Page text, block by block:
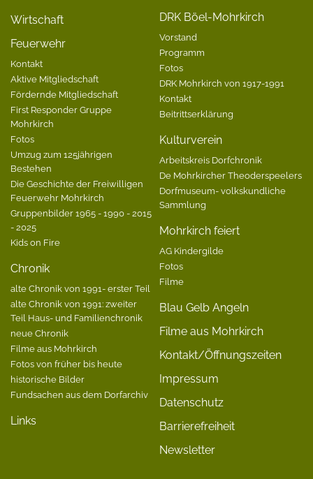
Wirtschaft
Feuerwehr
Kontakt
Aktive Mitgliedschaft
Fördernde Mitgliedschaft
First Responder Gruppe
Mohrkirch
Fotos
Umzug zum 125jährigen
Bestehen
Die Geschichte der Freiwilligen
Feuerwehr Mohrkirch
Gruppenbilder 1965 - 1990 - 2015
- 2025
Kids on Fire
Chronik
alte Chronik von 1991- erster Teil
alte Chronik von 1991: zweiter
Teil Haus- und Familienchronik
neue Chronik
Filme aus Mohrkirch
Fotos von früher bis heute
historische Bilder
Fundsachen aus dem Dorfarchiv
Links
DRK Böel-Mohrkirch
Vorstand
Programm
Fotos
DRK Mohrkirch von 1917-1991
Kontakt
Beitrittserklärung
Kulturverein
Arbeitskreis Dorfchronik
De Mohrkircher Theoderspeelers
Dorfmuseum- volkskundliche
Sammlung
Mohrkirch feiert
AG Kindergilde
Fotos
Filme
Blau Gelb Angeln
Filme aus Mohrkirch
Kontakt/Öffnungszeiten
Impressum
Datenschutz
Barrierefreiheit
Newsletter